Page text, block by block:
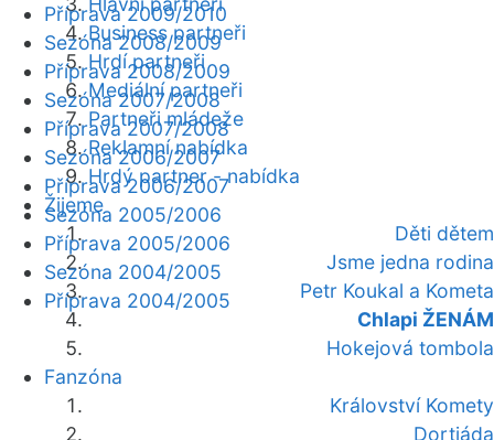
Business partneři
Hrdí partneři
Mediální partneři
Partneři mládeže
Reklamní nabídka
Hrdý partner - nabídka
Žijeme
Děti dětem
Jsme jedna rodina
Petr Koukal a Kometa
Chlapi ŽENÁM
Hokejová tombola
Fanzóna
Království Komety
Dortiáda
Příprava 2009/2010
Sezóna 2008/2009
Příprava 2008/2009
Sezóna 2007/2008
Příprava 2007/2008
Sezóna 2006/2007
Příprava 2006/2007
Sezóna 2005/2006
Příprava 2005/2006
Sezóna 2004/2005
Příprava 2004/2005